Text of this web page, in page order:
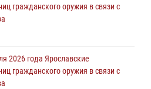
состоялся молебен,
Руси
гражданского оружия в связи с
2026 года Ярославские
гражданского оружия в связи с